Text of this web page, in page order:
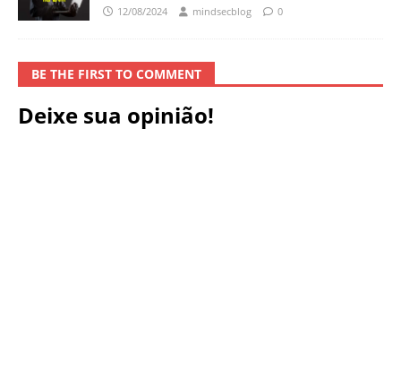
12/08/2024 mindsecblog 0
BE THE FIRST TO COMMENT
Deixe sua opinião!